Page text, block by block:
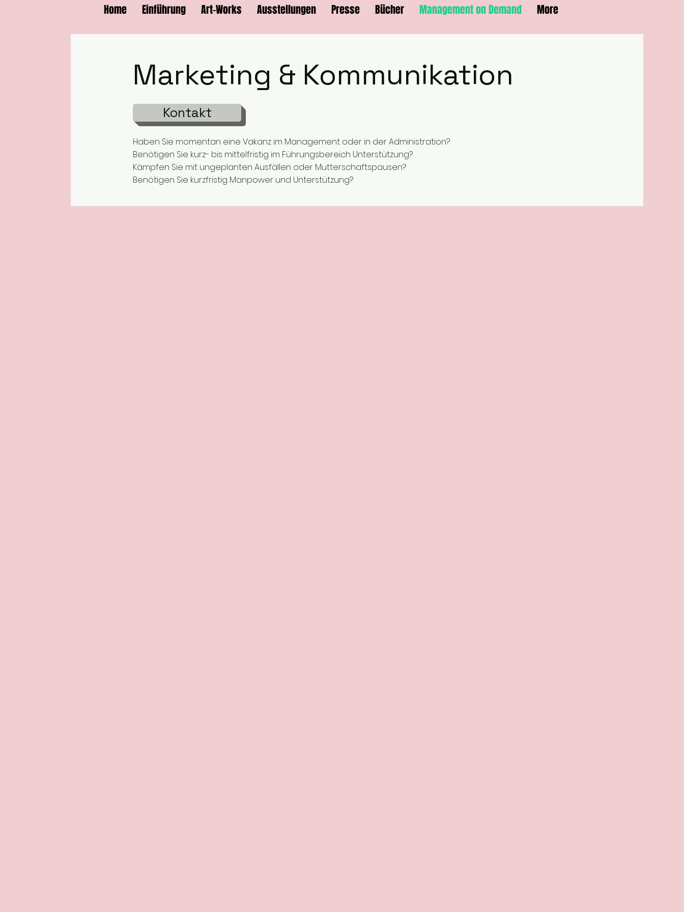
Home Einführung Art-Works Ausstellungen Presse Bücher Management on Demand More
Marketing & Kommunikation
Kontakt
Haben Sie momentan eine Vakanz im Management oder in der Administration?
Benötigen Sie kurz- bis mittelfristig im Führungsbereich Unterstützung?
Kämpfen Sie mit ungeplanten Ausfällen oder Mutterschaftspausen?
Benötigen Sie kurzfristig Manpower und Unterstützung?